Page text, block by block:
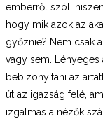
emberről szól,
hogy mik azok az
győznie? Nem csak
vagy sem.
bebizonyítani az
út az igazság felé,
izgalmas a nézők